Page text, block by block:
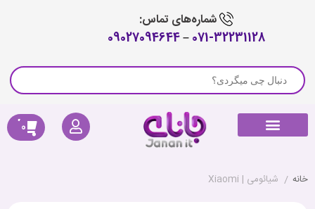
شماره‌های تماس:
071-32231128
–
09027094644
0
خانه / شیائومی | Xiaomi